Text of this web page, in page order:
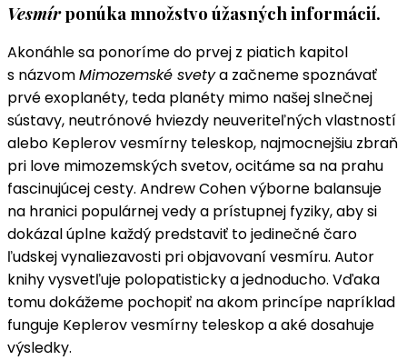
Vesmírponúka množstvo úžasných informácií.
Akonáhle sa ponoríme do prvej z piatich kapitol
s názvomMimozemské svetya začneme spoznávať
prvé exoplanéty, teda planéty mimo našej slnečnej
sústavy, neutrónové hviezdy neuveriteľných vlastností
alebo Keplerov vesmírny teleskop, najmocnejšiu zbraň
pri love mimozemských svetov, ocitáme sa na prahu
fascinujúcej cesty. Andrew Cohen výborne balansuje
na hranici populárnej vedy a prístupnej fyziky, aby si
dokázal úplne každý predstaviť to jedinečné čaro
ľudskej vynaliezavosti pri objavovaní vesmíru. Autor
knihy vysvetľuje polopatisticky a jednoducho. Vďaka
tomu dokážeme pochopiť na akom princípe napríklad
funguje Keplerov vesmírny teleskop a aké dosahuje
výsledky.